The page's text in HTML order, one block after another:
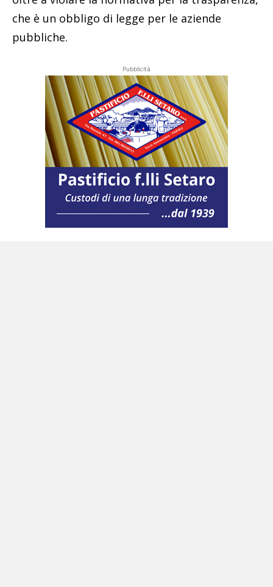
che è un obbligo di legge per le aziende
pubbliche.
Pubblicità